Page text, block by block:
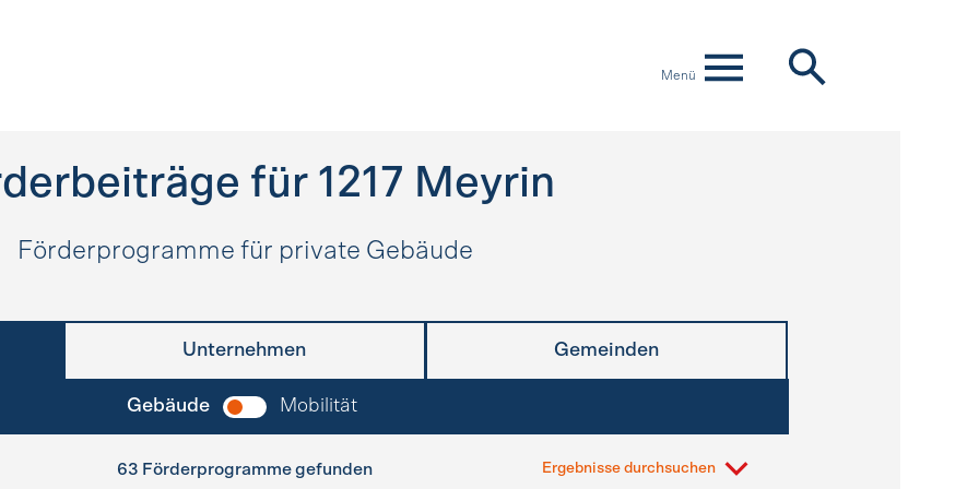
Menü
für 1217 Meyrin
Förderprogramme für private Gebäude
Unternehmen Gemeinden
Gebäude Mobilität
63 Förderprogramme gefunden Ergebnisse durchsuchen